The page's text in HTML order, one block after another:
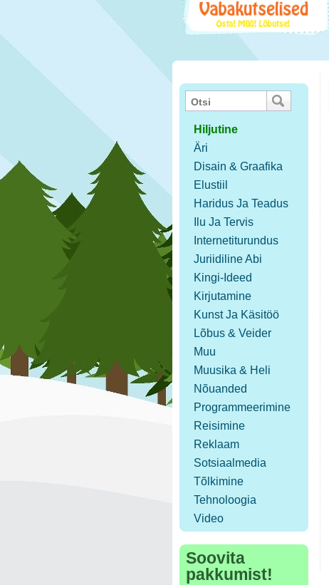
Hiljutine
Äri
Disain & Graafika
Elustiil
Haridus Ja Teadus
Ilu Ja Tervis
Internetiturundus
Juriidiline Abi
Kingi-Ideed
Kirjutamine
Kunst Ja Käsitöö
Lõbus & Veider
Muu
Muusika & Heli
Nõuanded
Programmeerimine
Reisimine
Reklaam
Sotsiaalmedia
Tõlkimine
Tehnoloogia
Video
Soovita
pakkumist!